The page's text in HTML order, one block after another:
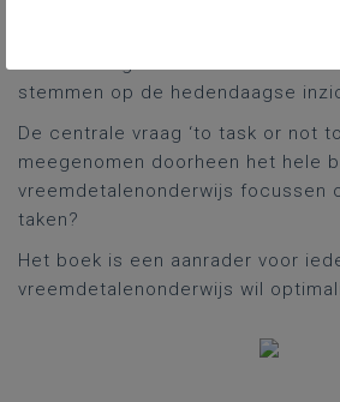
stemmen op de hedendaagse
De centrale vraag ‘to task or not
meegenomen doorheen het hele
vreemdetalenonderwijs focussen
taken?
Het boek is een aanrader voor
vreemdetalenonderwijs wil